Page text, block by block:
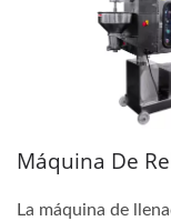
Máquina De
La máquina de